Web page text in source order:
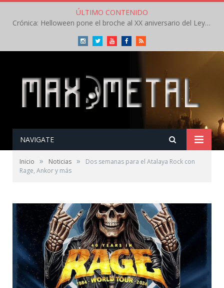
ÚLTIMO CONTENIDO
Crónica: Helloween pone el broche al XX aniversario del Leyendas del Rock – Sábado – Agosto 2026
InstagramTwitterYoutubeFacebookRSS
NAVIGATE
Inicio » Noticias »
Dos semanas para el Atalaya Rock con
Rage, Ankor y más